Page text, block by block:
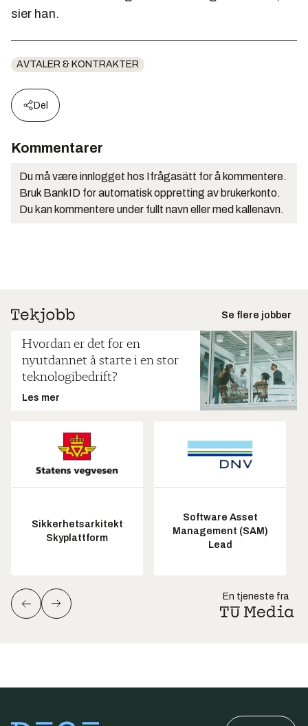
sier han.
AVTALER & KONTRAKTER
Del
Kommentarer
Du må være innlogget hos Ifrågasätt for å kommentere.
Bruk BankID for automatisk oppretting av brukerkonto.
Du kan kommentere under fullt navn eller med kallenavn.
Se flere jobber
Hvordan er det for en
nyutdannet å starte i en stor
teknologibedrift?
Les mer
Sikkerhetsarkitekt
Skyplattform
Software Asset
Management (SAM)
Lead
En tjeneste fra